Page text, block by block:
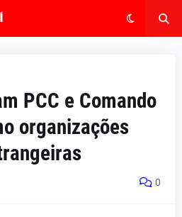
PCC e Comando
organizações
0